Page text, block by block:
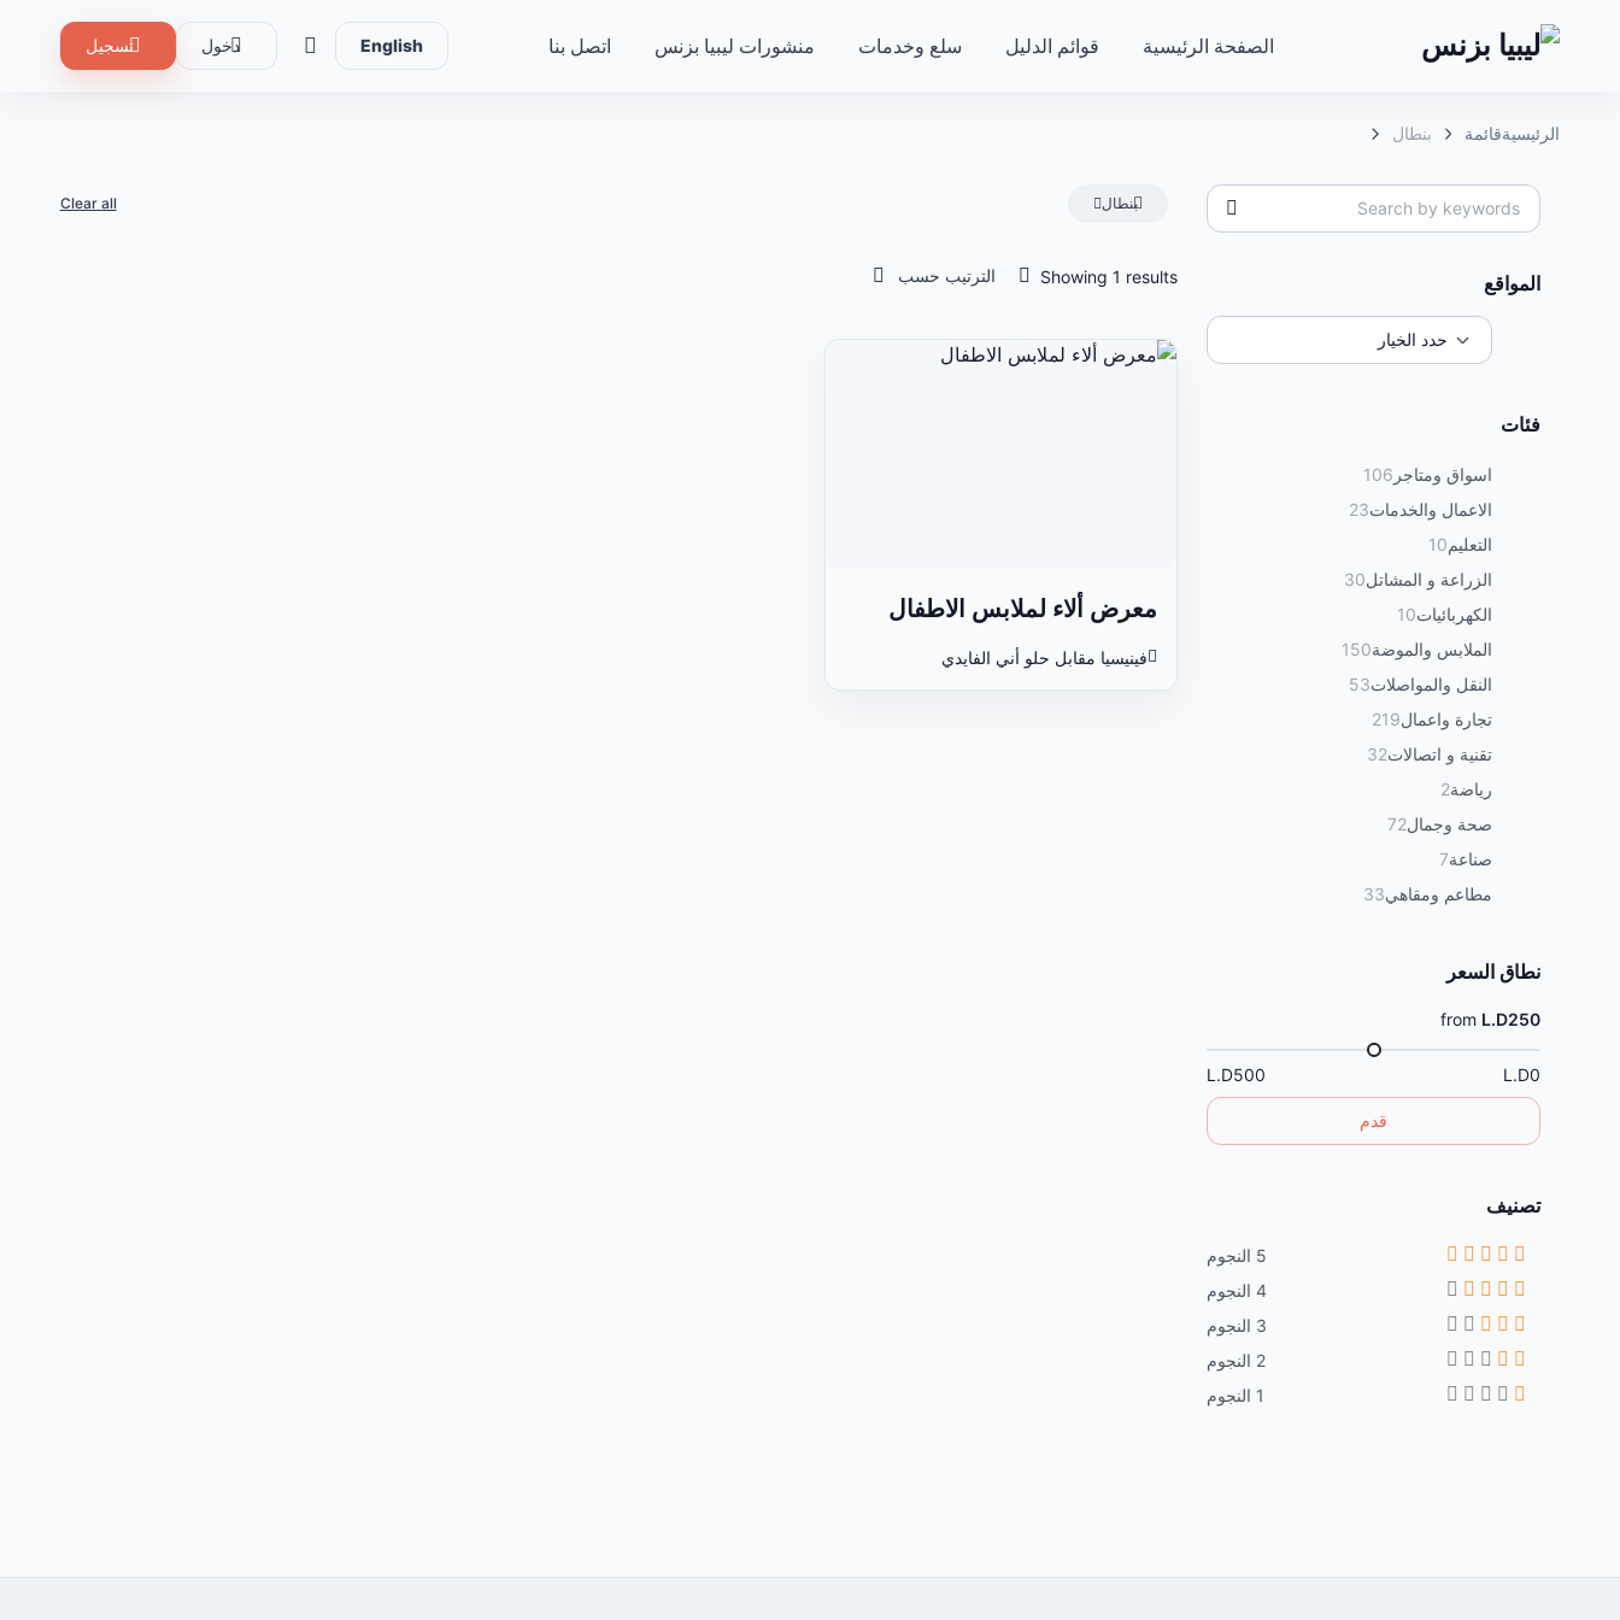
الصفحة الرئيسية قوائم الدليل سلع وخدمات منشورات ليبيا بزنس اتصل بنا English دخول تسجيل
الرئيسيةقائمة بنطال
المواقع
فئات
اسواق ومتاجر 106
الاعمال والخدمات23
التعليم10
الزراعة و المشاتل30
الكهربائيات10
الملابس والموضة150
النقل والمواصلات53
تجارة واعمال219
تقنية و اتصالات32
رياضة2
صحة وجمال72
صناعة7
مطاعم ومقاهي33
نطاق السعر
from L.D250
L.D0
L.D500
قدم
تصنيف
5 النجوم
4 النجوم
3 النجوم
2 النجوم
1 النجوم
بنطال Clear all
Showing 1 results الترتيب حسب
معرض ألاء لملابس الاطفال
فينيسيا مقابل حلو أني الفايدي